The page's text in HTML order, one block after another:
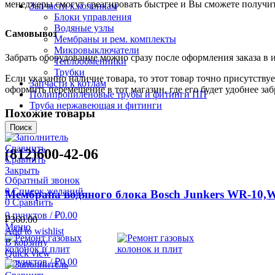
Запчасти к колонкам
Блоки управления
Водяные узлы
Мембраны и рем. комплекты
Микровыключатели
Теплообменники
Трубки
Запчасти к котлам
Полипропиленовые трубы и фитинги ПП
Труба нержавеющая и фитинги
Поиск
(812)600-42-06
Обратный звонок
0Список желаний
0 Сравнить
0пунктов / ₽0.00
Меню
0пунктов / ₽0.00
менеджеры смогут среагировать быстрее и Вы сможете
Самовывоз
Забрать оборудование можно сразу после оформления заказа
Если указанно наличие товара, то этот товар точно
оформить перемещение в тот магазин, где его будет удобнее
Похожие товары
Сравнить
Сравнить
Закрыть
Мембрана водяного блока Bosch Junkers WR-
₽360.00
Add to wishlist
В корзину
Quick view